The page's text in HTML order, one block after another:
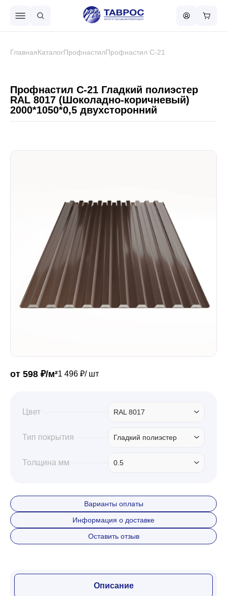
Металлочерепица
Сваи винтовые
Забор
Кровля
Профили для гипсокартона
ГлавнаяКаталогПрофнастилПрофнастил С-21
Профнастил С-21 Гладкий полиэстер
RAL 8017 (Шоколадно-коричневый)
2000*1050*0,5 двухсторонний
от 598 ₽/м²1 496 ₽/ шт
Цвет RAL 8017
Тип покрытия Гладкий полиэстер
Толщина мм 0.5
Варианты оплаты
Информация о доставке
Оставить отзыв
Описание